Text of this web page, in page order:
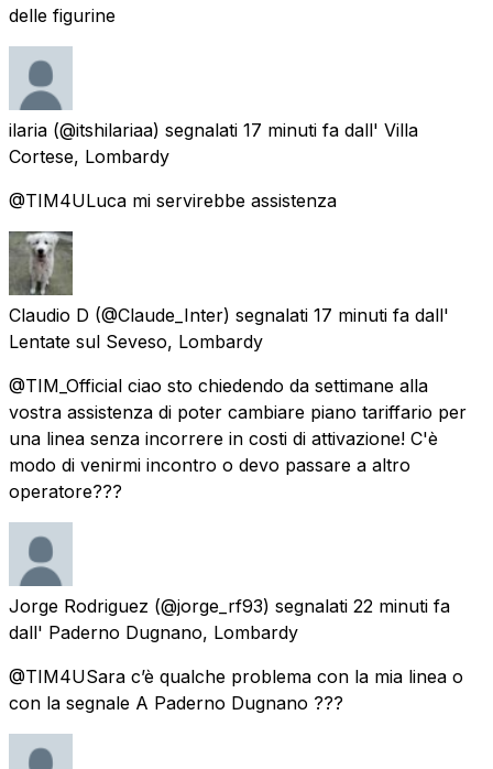
delle figurine
ilaria (@itshilariaa) segnalati 17 minuti fa dall' Villa
Cortese, Lombardy
@TIM4ULuca mi servirebbe assistenza
Claudio D (@Claude_Inter) segnalati 17 minuti fa dall'
Lentate sul Seveso, Lombardy
@TIM_Official ciao sto chiedendo da settimane alla
vostra assistenza di poter cambiare piano tariffario per
una linea senza incorrere in costi di attivazione! C'è
modo di venirmi incontro o devo passare a altro
operatore???
Jorge Rodriguez (@jorge_rf93) segnalati 22 minuti fa
dall' Paderno Dugnano, Lombardy
@TIM4USara c’è qualche problema con la mia linea o
con la segnale A Paderno Dugnano ???